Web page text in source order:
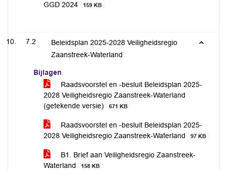
GGD 2024
159 KB
7.2
Beleidsplan 2025-2028 Veiligheidsregio
Zaanstreek-Waterland
Bijlagen
Raadsvoorstel en -besluit Beleidsplan 2025-
2028 Veiligheidsregio Zaanstreek-Waterland
(getekende versie)
671 KB
Raadsvoorstel en -besluit Beleidsplan 2025-
2028 Veiligheidsregio Zaanstreek-Waterland
97 KB
B1. Brief aan Veiligheidsregio Zaanstreek-
Waterland
158 KB